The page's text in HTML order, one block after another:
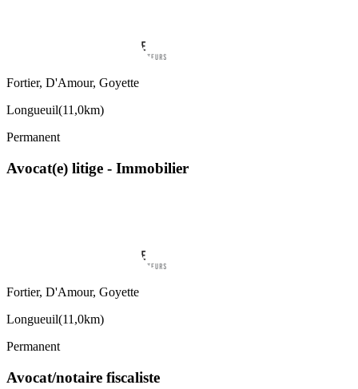
Fortier, D'Amour, Goyette
Longueuil(11,0km)
Permanent
Avocat(e) litige - Immobilier
Fortier, D'Amour, Goyette
Longueuil(11,0km)
Permanent
Avocat/notaire fiscaliste